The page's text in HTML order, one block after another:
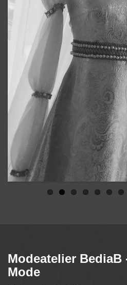
Modeatelier
Mode